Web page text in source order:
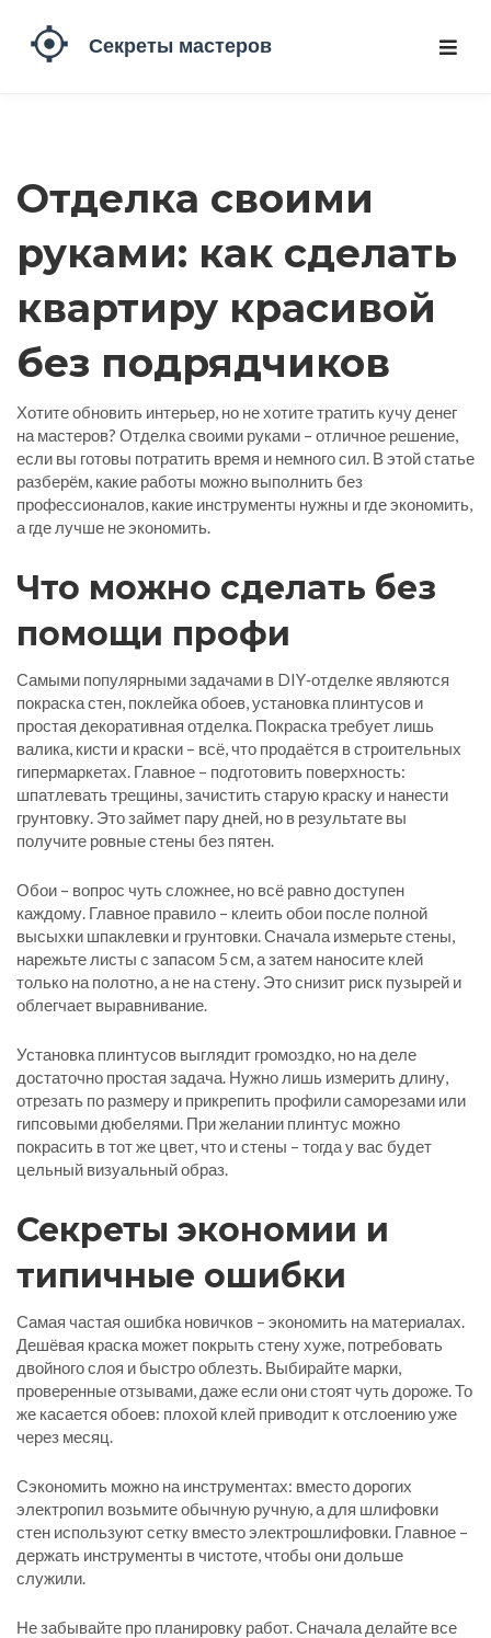
Отделка своими
руками: как сделать
квартиру красивой
без подрядчиков
Хотите обновить интерьер, но не хотите тратить кучу денег
на мастеров? Отделка своими руками – отличное решение,
если вы готовы потратить время и немного сил. В этой статье
разберём, какие работы можно выполнить без
профессионалов, какие инструменты нужны и где экономить,
а где лучше не экономить.
Что можно сделать без
помощи профи
Самыми популярными задачами в DIY‑отделке являются
покраска стен, поклейка обоев, установка плинтусов и
простая декоративная отделка. Покраска требует лишь
валика, кисти и краски – всё, что продаётся в строительных
гипермаркетах. Главное – подготовить поверхность:
шпатлевать трещины, зачистить старую краску и нанести
грунтовку. Это займет пару дней, но в результате вы
получите ровные стены без пятен.
Обои – вопрос чуть сложнее, но всё равно доступен
каждому. Главное правило – клеить обои после полной
высыхки шпаклевки и грунтовки. Сначала измерьте стены,
нарежьте листы с запасом 5 см, а затем наносите клей
только на полотно, а не на стену. Это снизит риск пузырей и
облегчает выравнивание.
Установка плинтусов выглядит громоздко, но на деле
достаточно простая задача. Нужно лишь измерить длину,
отрезать по размеру и прикрепить профили саморезами или
гипсовыми дюбелями. При желании плинтус можно
покрасить в тот же цвет, что и стены – тогда у вас будет
цельный визуальный образ.
Секреты экономии и
типичные ошибки
Самая частая ошибка новичков – экономить на материалах.
Дешёвая краска может покрыть стену хуже, потребовать
двойного слоя и быстро облезть. Выбирайте марки,
проверенные отзывами, даже если они стоят чуть дороже. То
же касается обоев: плохой клей приводит к отслоению уже
через месяц.
Сэкономить можно на инструментах: вместо дорогих
электропил возьмите обычную ручную, а для шлифовки
стен используют сетку вместо электрошлифовки. Главное –
держать инструменты в чистоте, чтобы они дольше
служили.
Не забывайте про планировку работ. Сначала делайте все